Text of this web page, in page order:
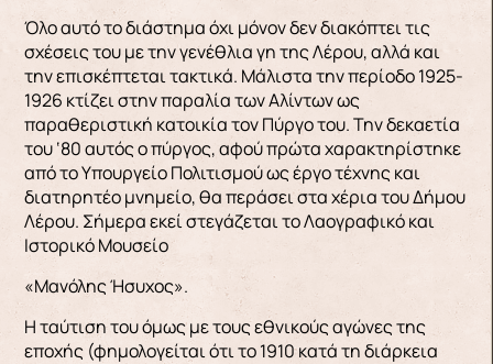
Όλο αυτό το διάστημα όχι μόνον δεν διακόπτει τις
σχέσεις του με την γενέθλια γη της Λέρου, αλλά και
την επισκέπτεται τακτικά. Μάλιστα την περίοδο 1925-
1926 κτίζει στην παραλία των Αλίντων ως
παραθεριστική κατοικία τον Πύργο του. Την δεκαετία
του ‘80 αυτός ο πύργος, αφού πρώτα χαρακτηρίστηκε
από το Υπουργείο Πολιτισμού ως έργο τέχνης και
διατηρητέο μνημείο, θα περάσει στα χέρια του Δήμου
Λέρου. Σήμερα εκεί στεγάζεται το Λαογραφικό και
Ιστορικό Μουσείο
«Μανόλης Ήσυχος».
Η ταύτιση του όμως με τους εθνικούς αγώνες της
εποχής (φημολογείται ότι το 1910 κατά τη διάρκεια